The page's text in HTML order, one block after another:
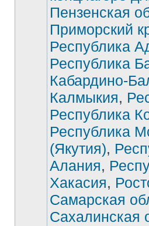
непрочитанных
сообщений
Пензенская
Приморский
Республика
Республика
Кабардино-
Калмыкия,
Республика
Республика
(Якутия),
Алания,
Хакасия,
Самарская
Сахалинская